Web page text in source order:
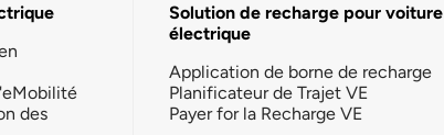
des
Solution de recharge pour voiture
électrique
Application de borne de recharge
Planificateur de Trajet VE
Payer for la Recharge VE